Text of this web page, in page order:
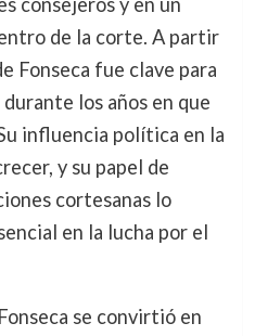
de la corte. A partir
Fonseca fue clave para
los años en que
influencia política en la
y su papel de
cortesanas lo
en la lucha por el
se convirtió en